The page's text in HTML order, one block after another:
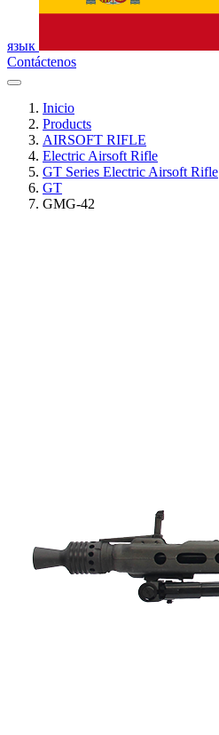
язык
Contáctenos
Inicio
Products
AIRSOFT RIFLE
Electric Airsoft Rifle
GT Series Electric Airsoft Rifle
GT
GMG-42